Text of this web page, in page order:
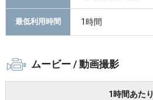
最低利用時間 1時間
ムービー / 動画撮影
1時間あたり